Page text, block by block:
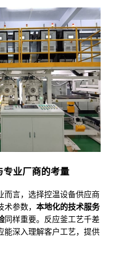
业厂商的考量
而言，选择控温设备供应商
参数， 本地化的技术服务
同样重要。反应釜工艺千差
能深入理解客户工艺，提供